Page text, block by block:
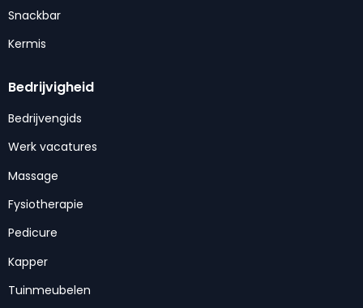
Snackbar
Kermis
Bedrijvigheid
Bedrijvengids
Werk vacatures
Massage
Fysiotherapie
Pedicure
Kapper
Tuinmeubelen